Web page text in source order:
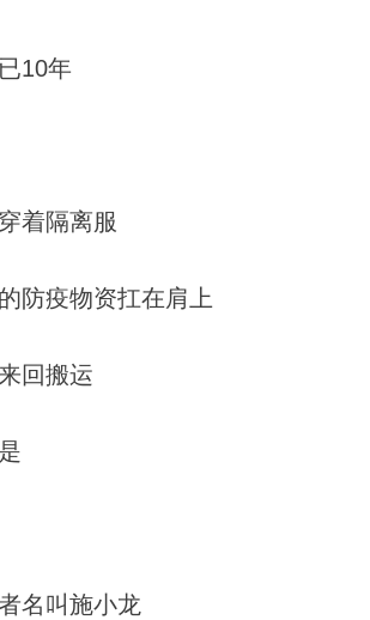
10年
着隔离服
防疫物资扛在肩上
回搬运
名叫施小龙